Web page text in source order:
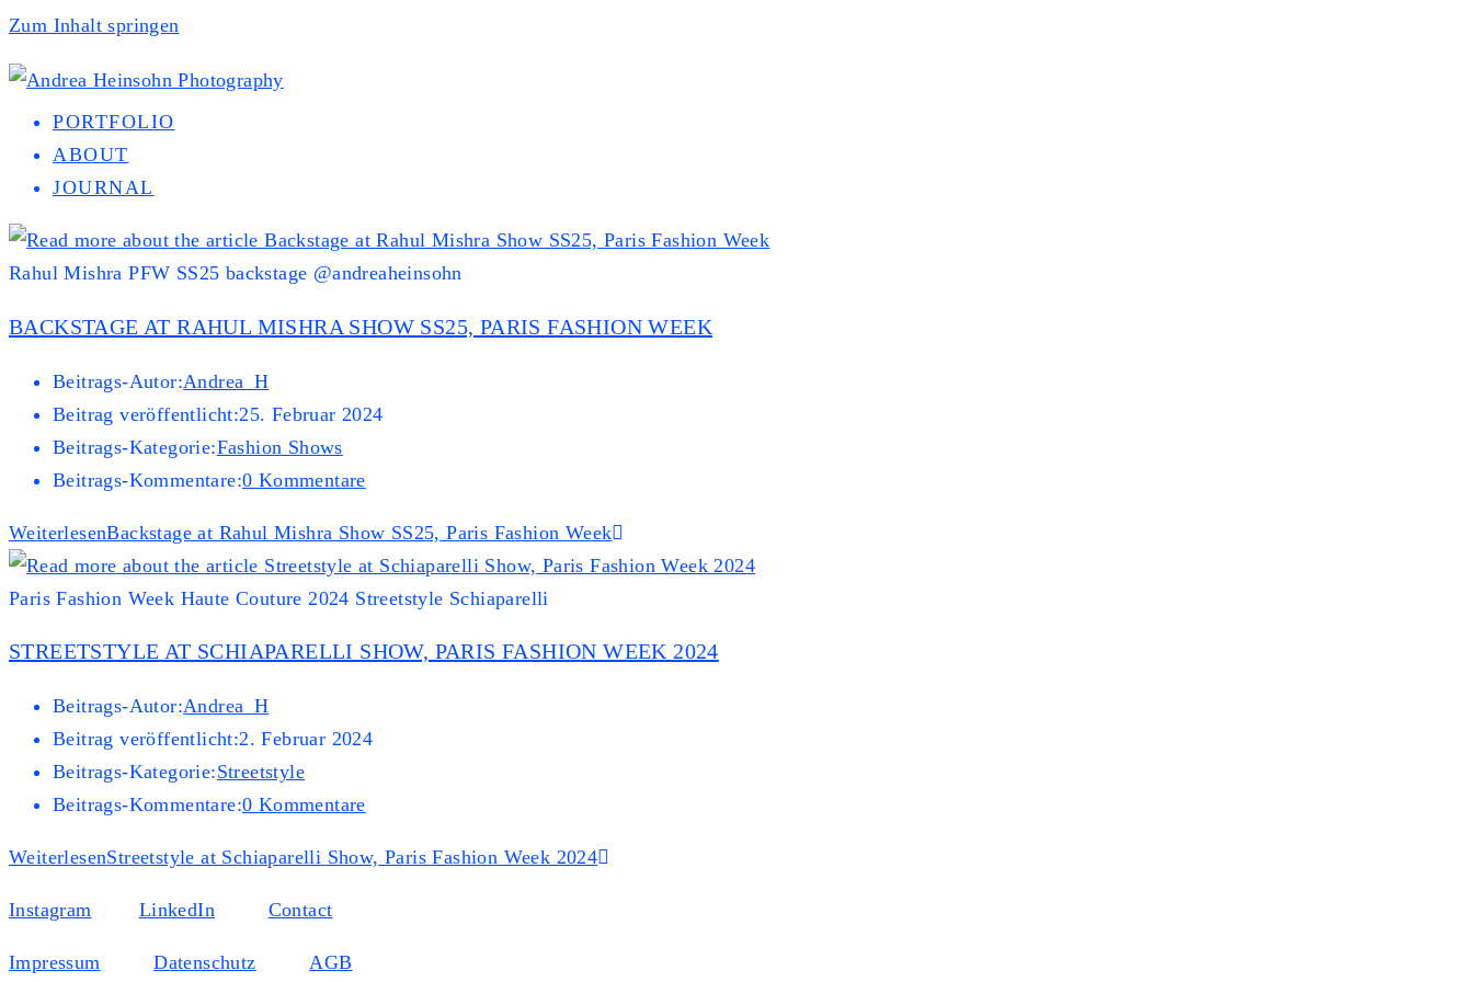
Zum Inhalt springen
PORTFOLIO
ABOUT
JOURNAL
Rahul Mishra PFW SS25 backstage @andreaheinsohn
BACKSTAGE AT RAHUL MISHRA SHOW SS25, PARIS FASHION WEEK
Beitrags-Autor:Andrea_H
Beitrag veröffentlicht:25. Februar 2024
Beitrags-Kategorie:Fashion Shows
Beitrags-Kommentare:0 Kommentare
WeiterlesenBackstage at Rahul Mishra Show SS25, Paris Fashion Week
Paris Fashion Week Haute Couture 2024 Streetstyle Schiaparelli
STREETSTYLE AT SCHIAPARELLI SHOW, PARIS FASHION WEEK 2024
Beitrags-Autor:Andrea_H
Beitrag veröffentlicht:2. Februar 2024
Beitrags-Kategorie:Streetstyle
Beitrags-Kommentare:0 Kommentare
WeiterlesenStreetstyle at Schiaparelli Show, Paris Fashion Week 2024
Instagram LinkedIn Contact
Impressum Datenschutz AGB